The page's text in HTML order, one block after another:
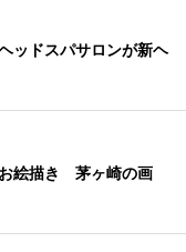
ッドスパサロンが新ヘ
絵描き 茅ヶ崎の画